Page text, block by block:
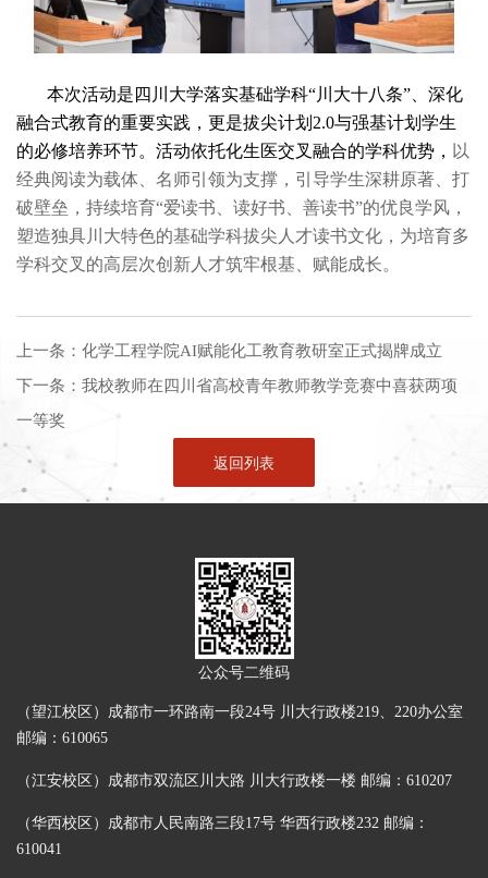
本次活动是四川大学落实基础学科“川大十八条”、 深化
融合式教育的重要实践 ， 更是拔尖计划2.0与强基计划学生
的必修培养环节。活动依托化生医交叉融合的学科优势， 以
经典阅读为载体、名师引领为支撑，引导学生深耕原著、打
破壁垒，持续培育“爱读书、读好书、善读书”的优良学风，
塑造独具川大特色的基础学科拔尖人才读书文化，为培育多
学科交叉的高层次创新人才筑牢根基、赋能成长。
上一条： 化学工程学院AI赋能化工教育教研室正式揭牌成立
下一条： 我校教师在四川省高校青年教师教学竞赛中喜获两项
一等奖
返回列表
公众号二维码
（望江校区）成都市一环路南一段24号 川大行政楼219、220办公室
邮编：610065
（江安校区）成都市双流区川大路 川大行政楼一楼 邮编：610207
（华西校区）成都市人民南路三段17号 华西行政楼232 邮编：
610041